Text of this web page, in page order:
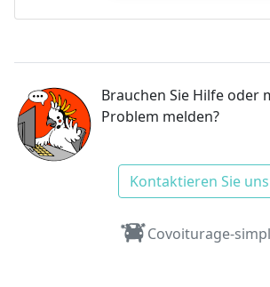
Brauchen Sie Hilfe oder
Problem melden?
Kontaktieren Sie uns
Covoiturage-